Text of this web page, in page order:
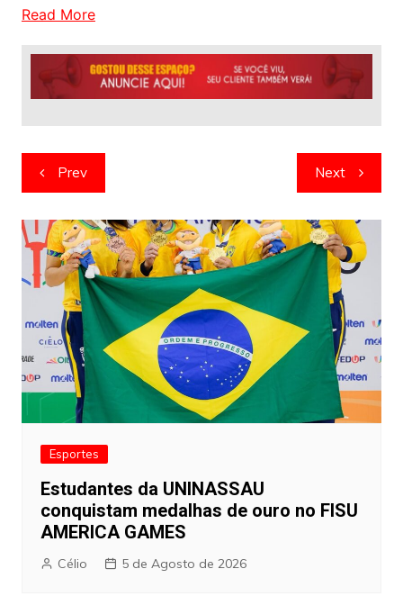
Read More
Navegação
de
artigos
Prev Next
Esportes
Estudantes da UNINASSAU
conquistam medalhas de ouro no FISU
AMERICA GAMES
Célio 5 de Agosto de 2026